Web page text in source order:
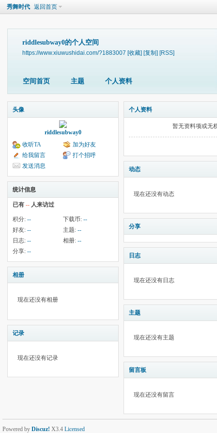
秀舞时代 返回首页
riddlesubway0的个人空间
https://www.xiuwushidai.com/?1883007 [收藏] [复制] [RSS]
空间首页 主题 个人资料
头像
riddlesubway0
收听TA
加为好友
给我留言
打个招呼
发送消息
统计信息
已有 -- 人来访过
积分: -- 下载币: --
好友: -- 主题: --
日志: -- 相册: --
分享: --
相册
现在还没有相册
记录
现在还没有记录
个人资料
暂无资料项或无
动态
现在还没有动态
分享
日志
现在还没有日志
主题
现在还没有主题
留言板
现在还没有留言
Powered by Discuz! X3.4 Licensed